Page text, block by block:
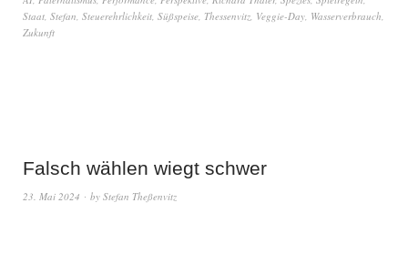
Staat, Stefan, Steuerehrlichkeit, Süßspeise, Thessenvitz, Veggie-Day, Wasserverbrauch,
Zukunft
Falsch wählen wiegt schwer
23. Mai 2024 by Stefan Theßenvitz